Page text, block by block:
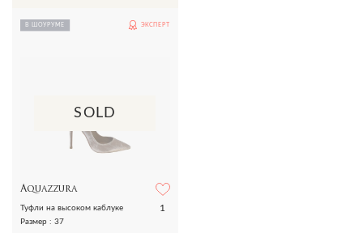
В ШОУРУМЕ ЭКСПЕРТ
SOLD
Aquazzura
1
Туфли на высоком каблуке
Размер : 37